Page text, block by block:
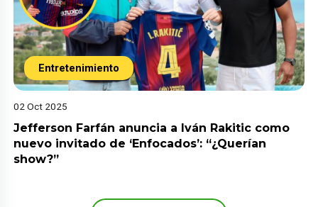
Entretenimiento
02 Oct 2025
Jefferson Farfán anuncia a Iván Rakitic como
nuevo invitado de ‘Enfocados’: “¿Querían
show?”